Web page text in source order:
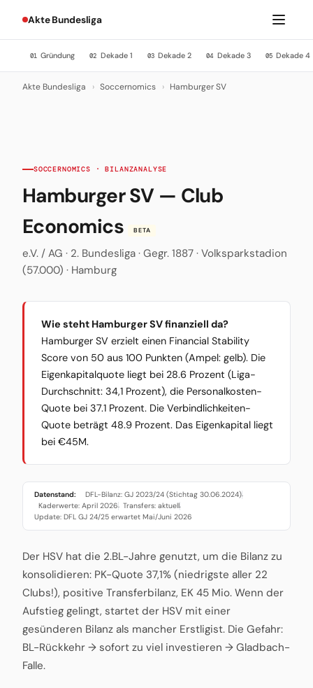
Akte Bundesliga
01 Gründung 02 Dekade 1 03 Dekade 2 04 Dekade 3 05 Dekade 4
Akte Bundesliga › Soccernomics › Hamburger SV
SOCCERNOMICS · BILANZANALYSE
Hamburger SV — Club
Economics
BETA
e.V. / AG · 2. Bundesliga · Gegr. 1887 · Volksparkstadion
(57.000) · Hamburg
Wie steht Hamburger SV finanziell da?
Hamburger SV erzielt einen Financial Stability
Score von 50 aus 100 Punkten (Ampel: gelb). Die
Eigenkapitalquote liegt bei 28.6 Prozent (Liga-
Durchschnitt: 34,1 Prozent), die Personalkosten-
Quote bei 37.1 Prozent. Die Verbindlichkeiten-
Quote beträgt 48.9 Prozent. Das Eigenkapital liegt
bei €45M.
Datenstand: DFL-Bilanz: GJ 2023/24 (Stichtag 30.06.2024)·
Kaderwerte: April 2026· Transfers: aktuell·
Update: DFL GJ 24/25 erwartet Mai/Juni 2026
Der HSV hat die 2.BL-Jahre genutzt, um die Bilanz zu
konsolidieren: PK-Quote 37,1% (niedrigste aller 22
Clubs!), positive Transferbilanz, EK 45 Mio. Wenn der
Aufstieg gelingt, startet der HSV mit einer
gesünderen Bilanz als mancher Erstligist. Die Gefahr:
BL-Rückkehr → sofort zu viel investieren → Gladbach-
Falle.